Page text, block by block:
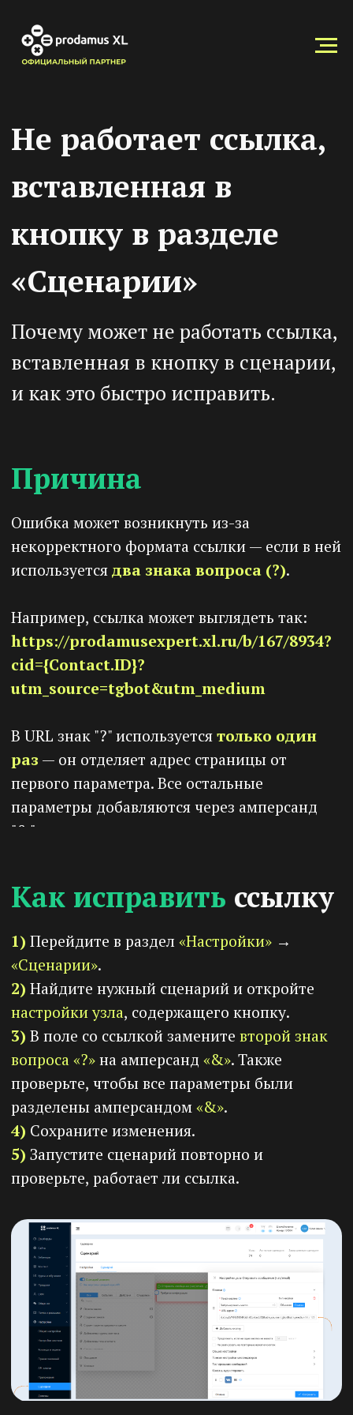
вставленная в
кнопку в разделе
«Сценарии»
Почему может не работать ссылка,
и как это быстро исправить.
Ошибка может возникнуть из-за
некорректного формата ссылки — если в ней
два знака вопроса (?) .
cid={Contact.ID}?
utm_source=tgbot&utm_medium
В URL знак "?" используетсятолько один
раз— он отделяет адрес страницы от
первого параметра. Все остальные
параметры добавляются через амперсанд
Причина
1)Перейдите в раздел«Настройки»
«Сценарии».
3)В поле со ссылкой заменитевторой знак
вопроса«?»на амперсанд «&». Также
разделены амперсандом«&».
4)Сохраните изменения.
5) Запустите сценарий повторно и
Как исправитьссылку
Попробуйте
Prodamus.XL прямо
сейчас
14 дней
🔶2 000 RUB на внутренний баланс
при пополнении счета
Регистрация
Официальный партнер ООО «10Х ИТ-